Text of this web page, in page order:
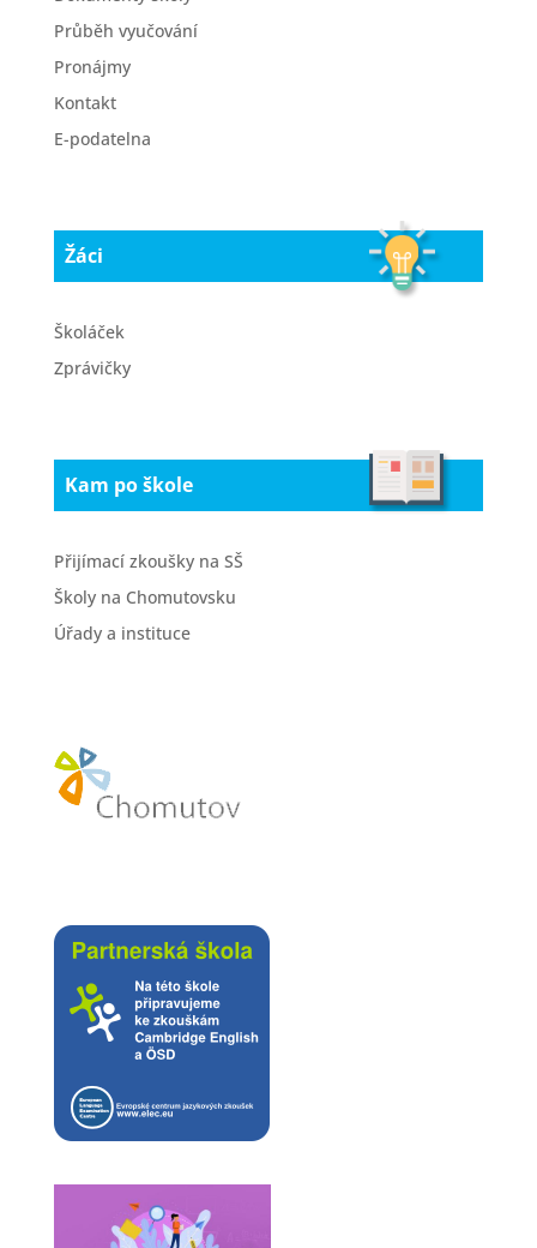
Průběh vyučování
Pronájmy
Kontakt
E-podatelna
Žáci
Školáček
Zprávičky
Kam po škole
Přijímací zkoušky na SŠ
Školy na Chomutovsku
Úřady a instituce